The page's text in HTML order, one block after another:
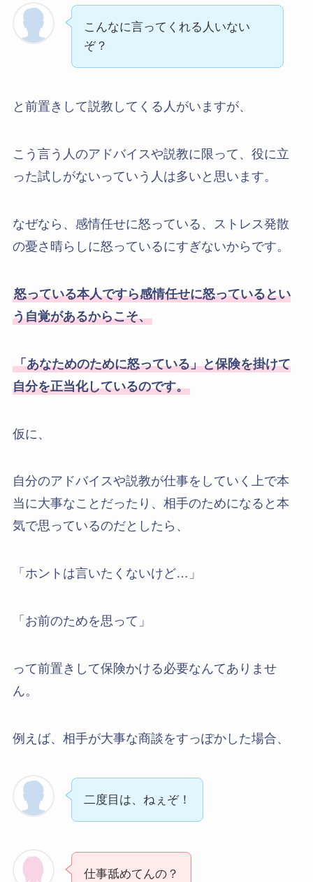
こんなに言ってくれる人いない
ぞ？
と前置きして説教してくる人がいますが、
こう言う人のアドバイスや説教に限って、役に立
った試しがないっていう人は多いと思います。
なぜなら、感情任せに怒っている、ストレス発散
の憂さ晴らしに怒っているにすぎないからです。
怒っている本人ですら感情任せに怒っているとい
う自覚があるからこそ、
「あなためのために怒っている」と保険を掛けて
自分を正当化しているのです。
仮に、
自分のアドバイスや説教が仕事をしていく上で本
当に大事なことだったり、相手のためになると本
気で思っているのだとしたら、
「ホントは言いたくないけど…」
「お前のためを思って」
って前置きして保険かける必要なんてありませ
ん。
例えば、相手が大事な商談をすっぽかした場合、
二度目は、ねぇぞ！
仕事舐めてんの？